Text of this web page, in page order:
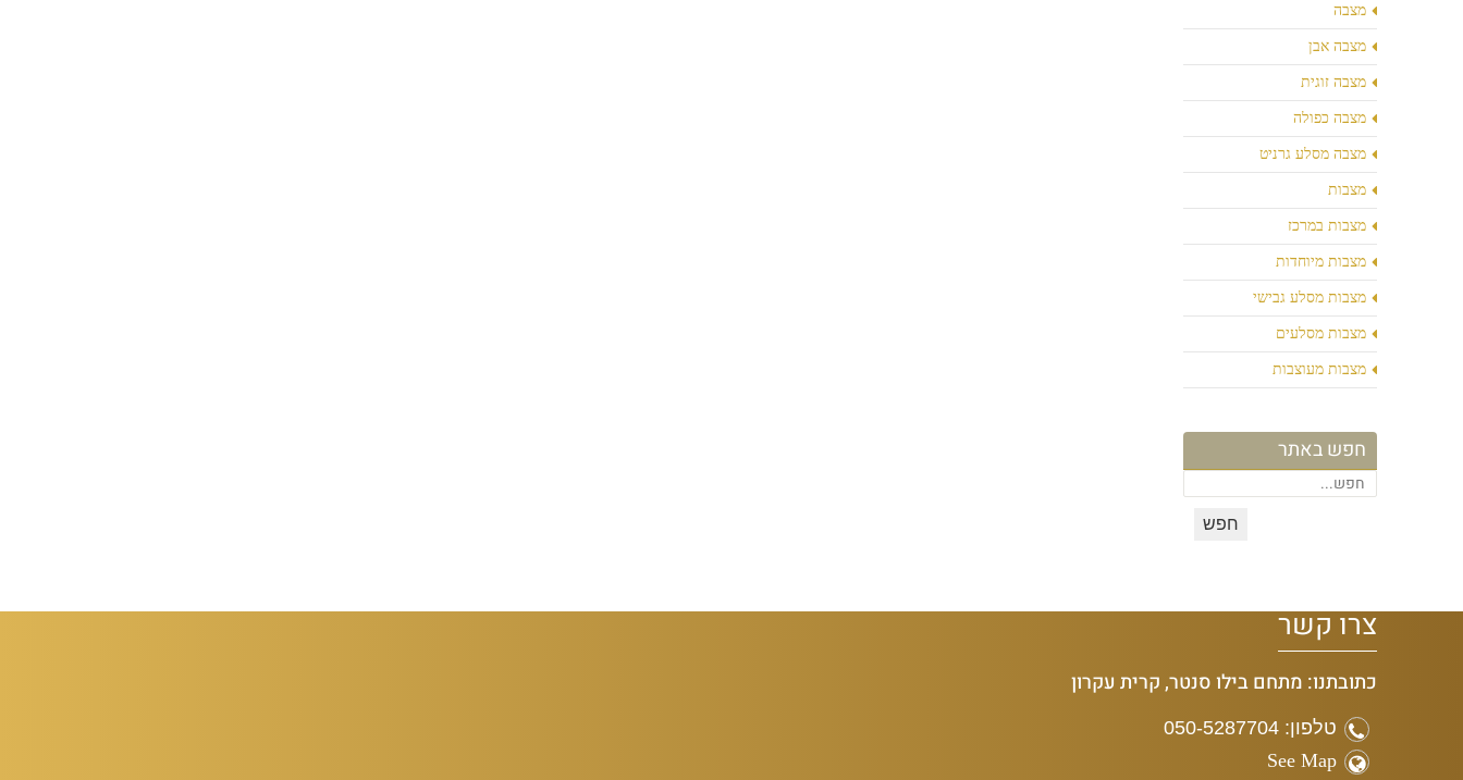
מצבה
מצבה אבן
מצבה זוגית
מצבה כפולה
מצבה מסלע גרניט
מצבות
מצבות במרכז
מצבות מיוחדות
מצבות מסלע גבישי
מצבות מסלעים
מצבות מעוצבות
חפש באתר
צרו קשר
כתובתנו: מתחם בילו סנטר, קרית עקרון
טלפון: 050-5287704
See Map